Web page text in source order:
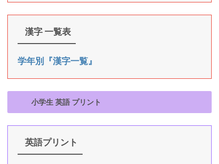
漢字 一覧表
学年別『漢字一覧』
小学生 英語 プリント
英語プリント